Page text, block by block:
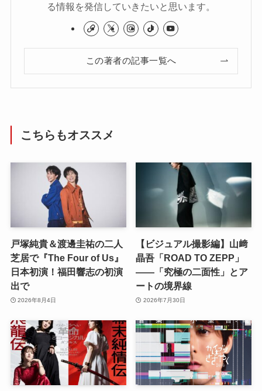
る情報を発信していきたいと思います。
この著者の記事一覧へ
こちらもオススメ
戸塚純貴＆渡邊圭祐の二人
芝居で『The Four of Us』
日本初演！福田響志の初演
出で
2026年8月4日
【ビジュアル撮影編】山﨑
晶吾「ROAD TO ZEPP」
――「究極の二面性」とア
ートの境界線
2026年7月30日